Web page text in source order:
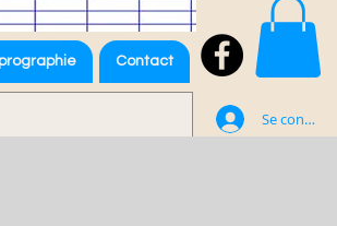
Contact
Se connecter